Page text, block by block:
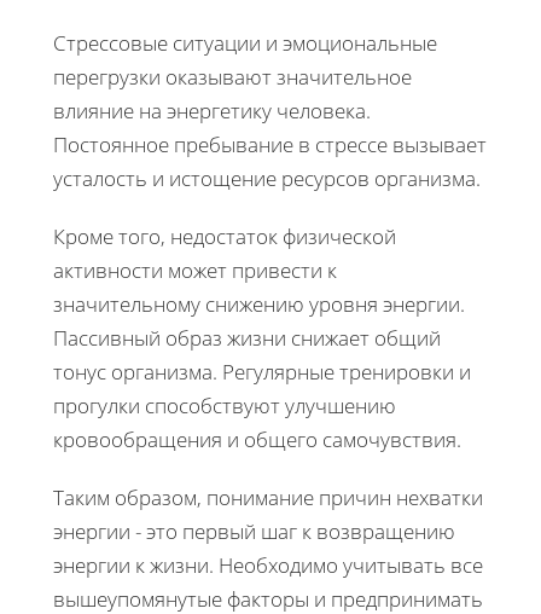
Стрессовые ситуации и эмоциональные
перегрузки оказывают значительное
влияние на энергетику человека.
Постоянное пребывание в стрессе вызывает
усталость и истощение ресурсов организма.
Кроме того, недостаток физической
активности может привести к
значительному снижению уровня энергии.
Пассивный образ жизни снижает общий
тонус организма. Регулярные тренировки и
прогулки способствуют улучшению
кровообращения и общего самочувствия.
Таким образом, понимание причин нехватки
энергии - это первый шаг к возвращению
энергии к жизни. Необходимо учитывать все
вышеупомянутые факторы и предпринимать